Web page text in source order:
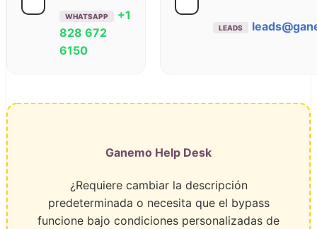
WHATSAPP
+1
828 672
6150
LEADS
Ganemo Help Desk
¿Requiere cambiar la descripción
predeterminada o necesita que el bypass
funcione bajo condiciones personalizadas de